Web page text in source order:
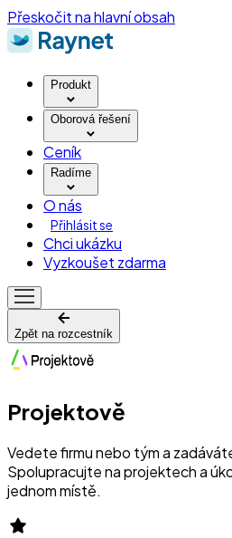
Přeskočit na hlavní obsah
Produkt
Oborová řešení
Ceník
Radíme
O nás
Přihlásit se
Chci ukázku
Vyzkoušet zdarma
Zpět na rozcestník
Projektově
Vedete firmu nebo tým a
Spolupracujte na projektech a
jednom místě.